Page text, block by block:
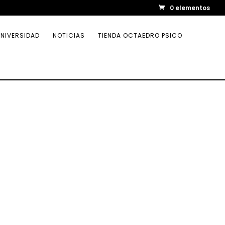
0 elementos
NOTICIAS TIENDA OCTAEDRO PSICO